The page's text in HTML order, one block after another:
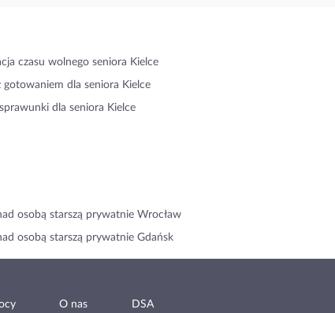
czasu wolnego seniora Kielce
gotowaniem dla seniora Kielce
dla seniora Kielce
osobą starszą prywatnie Wrocław
osobą starszą prywatnie Gdańsk
O nas DSA